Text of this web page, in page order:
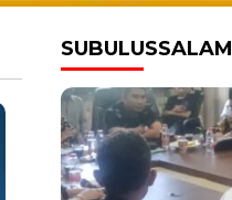
SUBULUSSALAM